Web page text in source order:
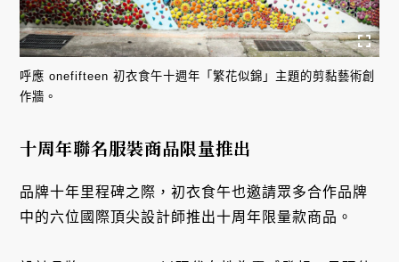
呼應 onefifteen 初衣食午十週年「繁花似錦」主題的剪黏藝術創
作牆。
十周年聯名服裝商品限量推出
品牌十年里程碑之際，初衣食午也邀請眾多合作品牌
中的六位國際頂尖設計師推出十周年限量款商品。